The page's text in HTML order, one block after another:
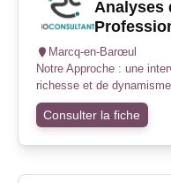
Analyses
Marcq-en-Barœul
Notre Approche : une
richesse et de
Consulter la fiche